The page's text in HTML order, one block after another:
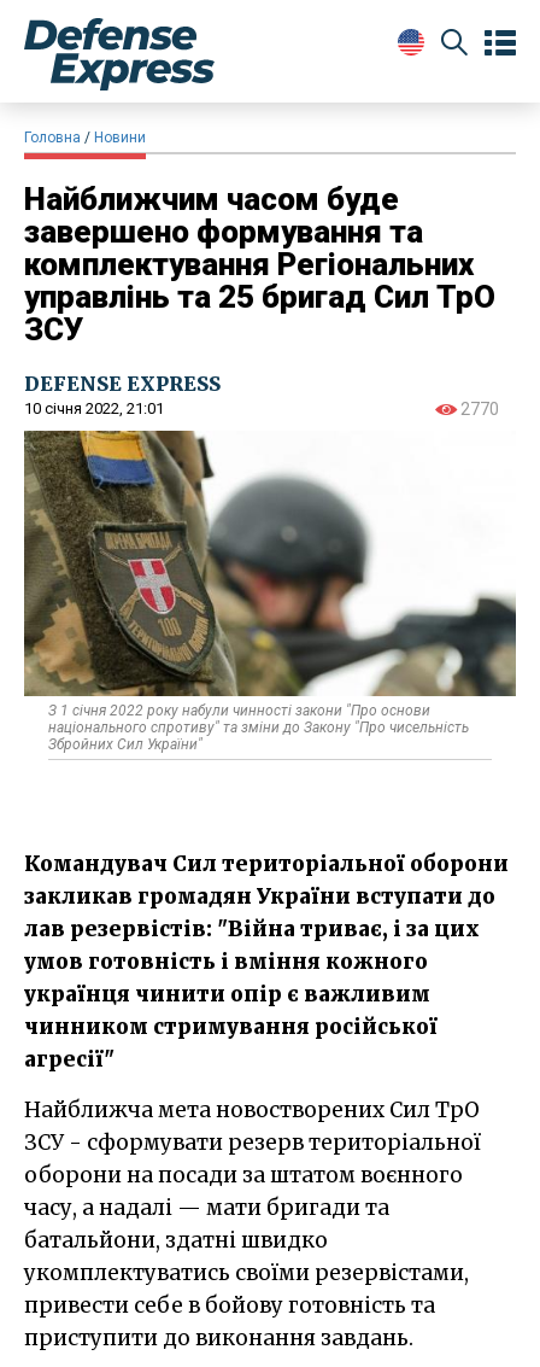
Головна Новини
Найближчим часом буде
завершено формування та
комплектування Регіональних
управлінь та 25 бригад Сил ТрО
ЗСУ
DEFENSE EXPRESS
10 січня 2022, 21:01 2770
З 1 січня 2022 року набули чинності закони "Про основи
національного спротиву" та зміни до Закону "Про чисельність
Збройних Сил України"
Командувач Сил територіальної оборони
закликав громадян України вступати до
лав резервістів: "Війна триває, і за цих
умов готовність і вміння кожного
українця чинити опір є важливим
чинником стримування російської
агресії"
Найближча мета новостворених Сил ТрО
ЗСУ - сформувати резерв територіальної
оборони на посади за штатом воєнного
часу, а надалі — мати бригади та
батальйони, здатні швидко
укомплектуватись своїми резервістами,
привести себе в бойову готовність та
приступити до виконання завдань.